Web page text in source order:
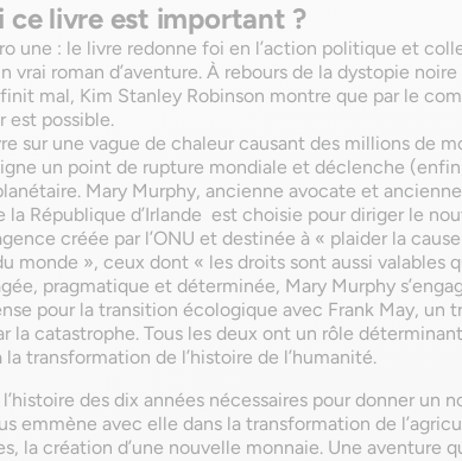
ce livre est important ?
une : le livre redonne foi en l’action politique et
vrai roman d’aventure. À rebours de la dystopie
mal, Kim Stanley Robinson montre que par le
est possible.
sur une vague de chaleur causant des millions de
un point de rupture mondiale et déclenche
Mary Murphy, ancienne avocate et
la République d’Irlande est choisie pour diriger le
créée par l’ONU et destinée à « plaider la
monde », ceux dont « les droits sont aussi valables
pragmatique et déterminée, Mary Murphy
pour la transition écologique avec Frank May, un
la catastrophe. Tous les deux ont un rôle
la transformation de l’histoire de l’humanité.
des dix années nécessaires pour donner un
emmène avec elle dans la transformation de
la création d’une nouvelle monnaie. Une aventure